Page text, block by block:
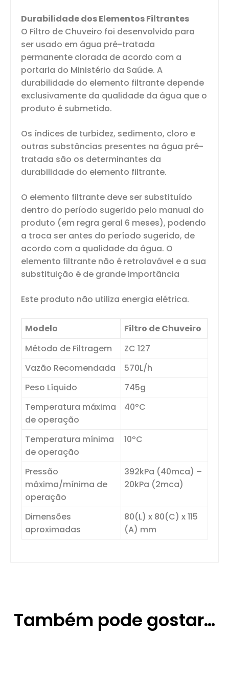
Durabilidade dos Elementos Filtrantes
O Filtro de Chuveiro foi desenvolvido para
ser usado em água pré-tratada
permanente clorada de acordo com a
portaria do Ministério da Saúde. A
durabilidade do elemento filtrante depende
exclusivamente da qualidade da água que o
produto é submetido.
Os índices de turbidez, sedimento, cloro e
outras substâncias presentes na água pré-
tratada são os determinantes da
durabilidade do elemento filtrante.
O elemento filtrante deve ser substituído
dentro do período sugerido pelo manual do
produto (em regra geral 6 meses), podendo
a troca ser antes do período sugerido, de
acordo com a qualidade da água. O
elemento filtrante não é retrolavável e a sua
substituição é de grande importância
Este produto não utiliza energia elétrica.
Modelo
Filtro de Chuveiro
Método de Filtragem
ZC 127
Vazão Recomendada
570L/h
Peso Líquido
745g
Temperatura máxima
de operação
40ºC
Temperatura mínima
de operação
10ºC
Pressão
máxima/mínima de
operação
392kPa (40mca) –
20kPa (2mca)
Dimensões
aproximadas
80(L) x 80(C) x 115
(A) mm
Também pode gostar…